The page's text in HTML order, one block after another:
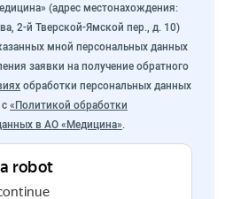
(адрес местонахождения:
2-й Тверской-Ямской пер., д. 10)
мной персональных данных
заявки на получение обратного
обработки персональных данных
«Политикой обработки
в АО «Медицина».